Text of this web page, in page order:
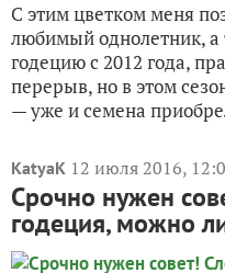
С этим цветком меня
любимый однолетник,
годецию с 2012 года,
перерыв, но в этом
— уже и семена
KatyaK 12 июля 2016,
Срочно нужен
годеция, можно